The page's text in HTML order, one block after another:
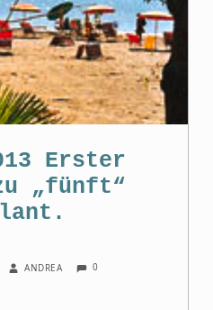
Erster
„fünft“
ANDREA 0